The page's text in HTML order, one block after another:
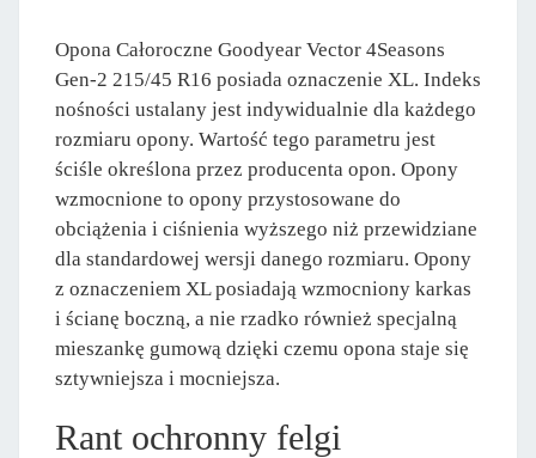
Opona Całoroczne Goodyear Vector 4Seasons
Gen-2 215/45 R16 posiada oznaczenie XL. Indeks
nośności ustalany jest indywidualnie dla każdego
rozmiaru opony. Wartość tego parametru jest
ściśle określona przez producenta opon. Opony
wzmocnione to opony przystosowane do
obciążenia i ciśnienia wyższego niż przewidziane
dla standardowej wersji danego rozmiaru. Opony
z oznaczeniem XL posiadają wzmocniony karkas
i ścianę boczną, a nie rzadko również specjalną
mieszankę gumową dzięki czemu opona staje się
sztywniejsza i mocniejsza.
Rant ochronny felgi